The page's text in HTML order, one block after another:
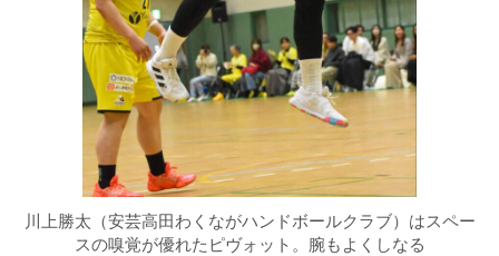
川上勝太（安芸高田わくながハンドボールクラブ）はスペー
スの嗅覚が優れたピヴォット。腕もよくしなる